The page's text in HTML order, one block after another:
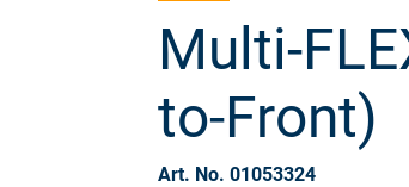
Multi-
to-Front)
Art. No. 01053324